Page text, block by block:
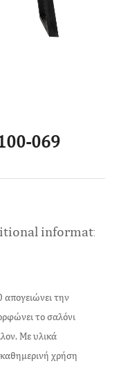
069
information
απογειώνει την
το σαλόνι
Με υλικά
χρήση